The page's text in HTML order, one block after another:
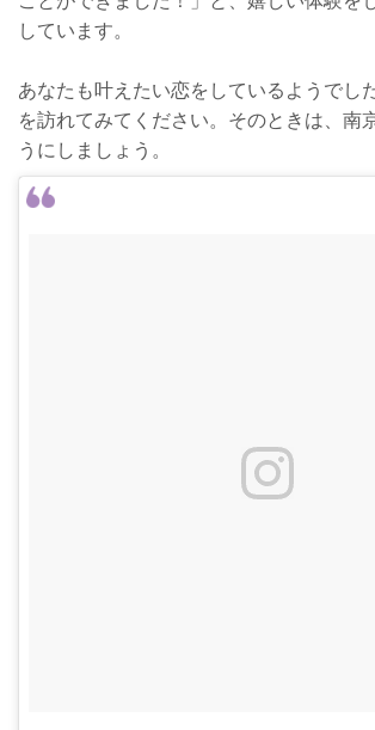
しています。
あなたも叶えたい恋をしているようでし
を訪れてみてください。そのときは、南
うにしましょう。